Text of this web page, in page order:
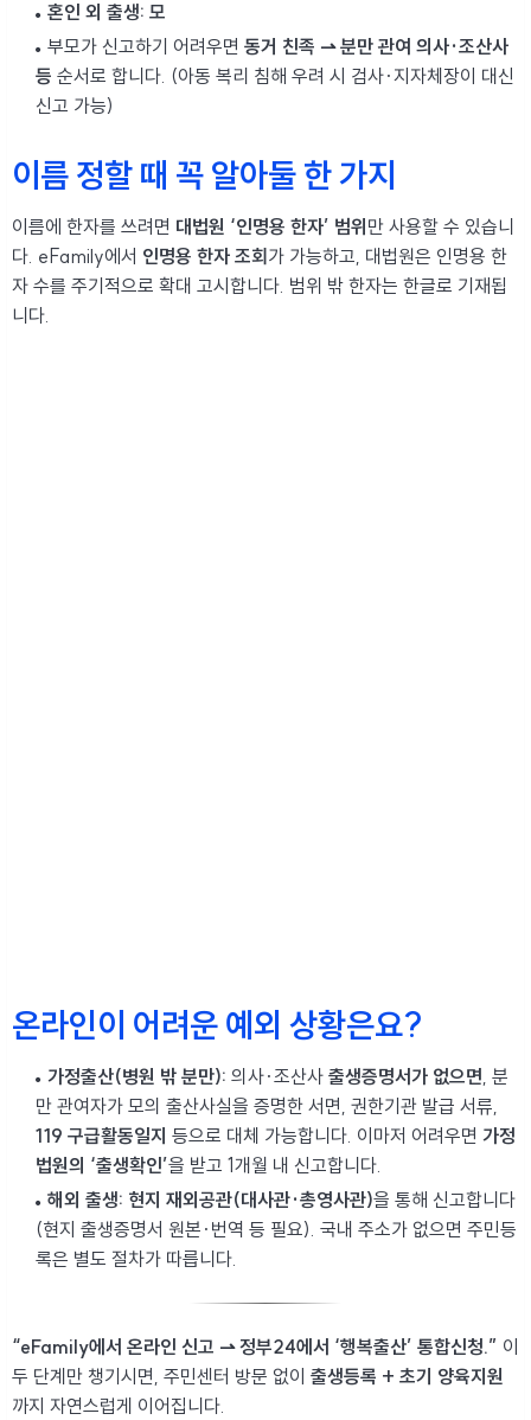
혼인 외 출생: 모
부모가 신고하기 어려우면 동거 친족 ⇀ 분만 관여 의사·조산사
등 순서로 합니다. (아동 복리 침해 우려 시 검사·지자체장이 대신
신고 가능)
이름 정할 때 꼭 알아둘 한 가지
이름에 한자를 쓰려면 대법원 ‘인명용 한자’ 범위 만 사용할 수 있습니
다. eFamily에서 인명용 한자 조회 가 가능하고, 대법원은 인명용 한
자 수를 주기적으로 확대 고시합니다. 범위 밖 한자는 한글로 기재됩
니다.
온라인이 어려운 예외 상황은요?
가정출산(병원 밖 분만): 의사·조산사 출생증명서가 없으면, 분
만 관여자가 모의 출산사실을 증명한 서면, 권한기관 발급 서류,
119 구급활동일지 등으로 대체 가능합니다. 이마저 어려우면 가정
법원의 ‘출생확인’을 받고 1개월 내 신고합니다.
해외 출생: 현지 재외공관(대사관·총영사관)을 통해 신고합니다
(현지 출생증명서 원본·번역 등 필요). 국내 주소가 없으면 주민등
록은 별도 절차가 따릅니다.
“eFamily에서 온라인 신고 ⇀정부24에서 ‘행복출산’ 통합신청.” 이
두 단계만 챙기시면, 주민센터 방문 없이 출생등록 + 초기 양육지원
까지 자연스럽게 이어집니다.